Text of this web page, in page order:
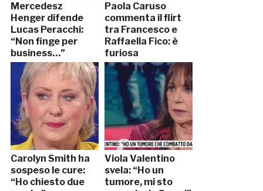
Mercedesz
Henger difende
Lucas Peracchi:
“Non finge per
business…”
Paola Caruso
commenta il flirt
tra Francesco e
Raffaella Fico: è
furiosa
Carolyn Smith ha
sospeso le cure:
“Ho chiesto due
Viola Valentino
svela: “Ho un
tumore, mi sto